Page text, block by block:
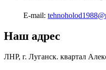
E-mail:
Наш адрес
ЛНР, г. Луганск. квартал